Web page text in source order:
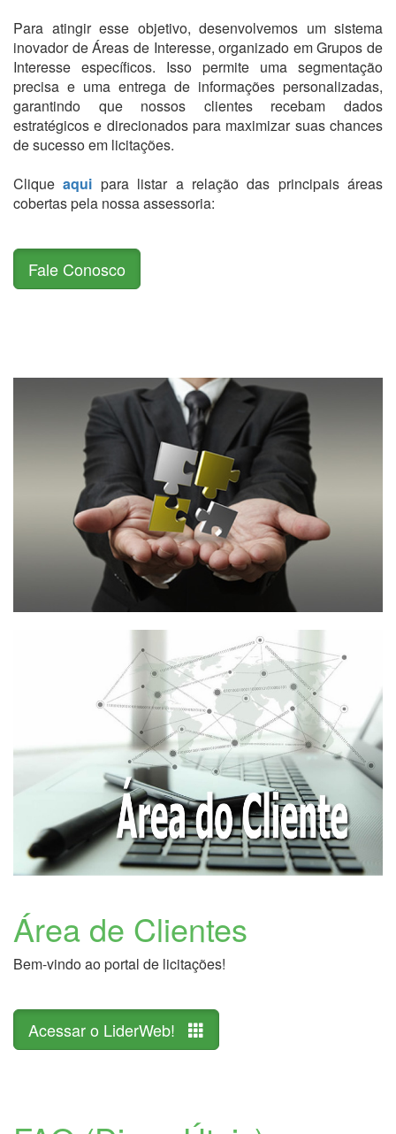
Para atingir esse objetivo, desenvolvemos um sistema
inovador de Áreas de Interesse, organizado em Grupos de
Interesse específicos. Isso permite uma segmentação
precisa e uma entrega de informações personalizadas,
garantindo que nossos clientes recebam dados
estratégicos e direcionados para maximizar suas chances
de sucesso em licitações.
Cliqueaqui para listar a relação das principais áreas
cobertas pela nossa assessoria:
Fale Conosco
Área de Clientes
Bem-vindo ao portal de licitações!
Acessar o LiderWeb!